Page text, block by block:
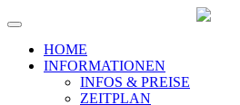
HOME
INFORMATIONEN
INFOS & PREISE
ZEITPLAN